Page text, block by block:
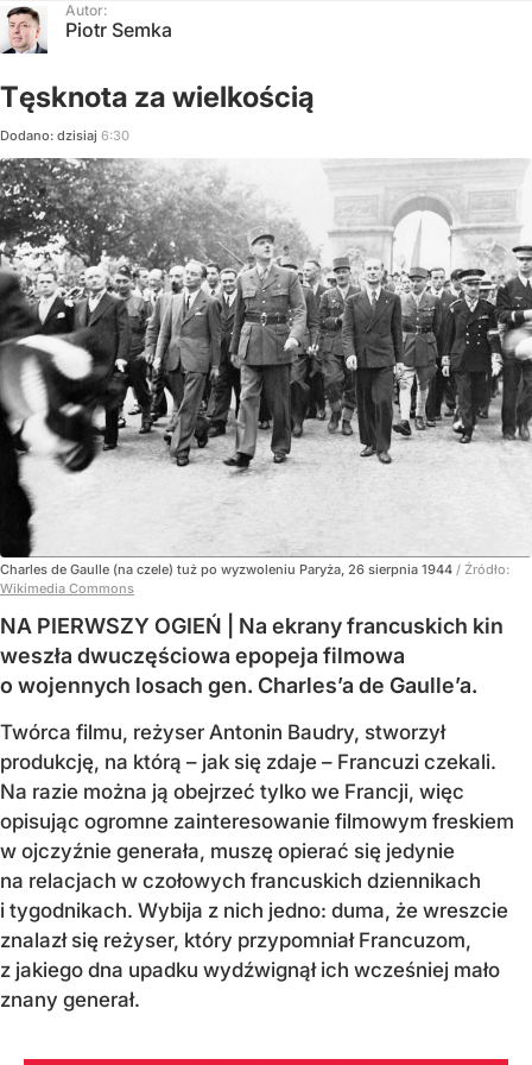
Autor:
Piotr Semka
Tęsknota za wielkością
Dodano: dzisiaj 6:30
Charles de Gaulle (na czele) tuż po wyzwoleniu Paryża, 26 sierpnia 1944 / Źródło:
Wikimedia Commons
NA PIERWSZY OGIEŃ | Na ekrany francuskich kin
weszła dwuczęściowa epopeja filmowa
o wojennych losach gen. Charles’a de Gaulle’a.
Twórca filmu, reżyser Antonin Baudry, stworzył
produkcję, na którą – jak się zdaje – Francuzi czekali.
Na razie można ją obejrzeć tylko we Francji, więc
opisując ogromne zainteresowanie filmowym freskiem
w ojczyźnie generała, muszę opierać się jedynie
na relacjach w czołowych francuskich dziennikach
i tygodnikach. Wybija z nich jedno: duma, że wreszcie
znalazł się reżyser, który przypomniał Francuzom,
z jakiego dna upadku wydźwignął ich wcześniej mało
znany generał.